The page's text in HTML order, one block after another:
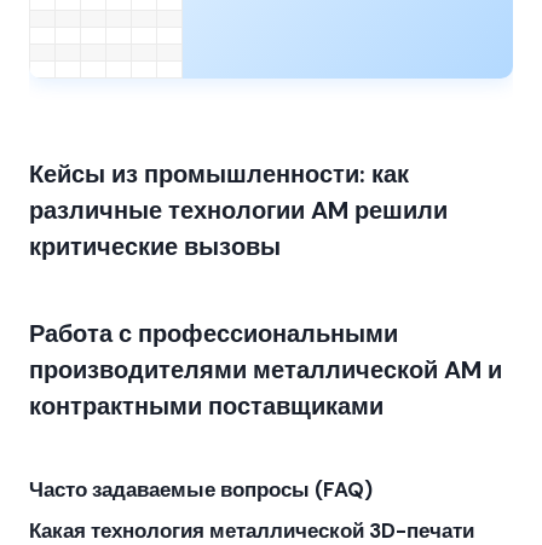
Кейсы из промышленности: как
различные технологии AM решили
критические вызовы
Работа с профессиональными
производителями металлической AM и
контрактными поставщиками
Часто задаваемые вопросы (FAQ)
Какая технология металлической 3D-печати